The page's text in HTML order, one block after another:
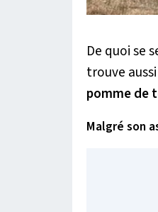
De quoi se
trouve
pomme de
Malgré son